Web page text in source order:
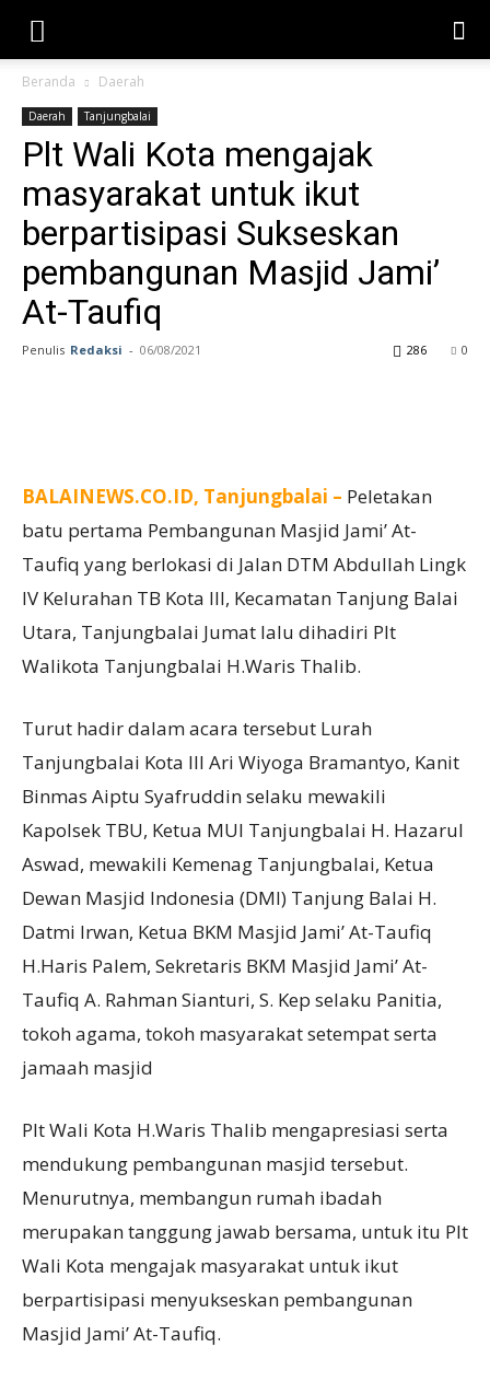
Beranda Daerah
Daerah Tanjungbalai
Plt Wali Kota mengajak
masyarakat untuk ikut
berpartisipasi Sukseskan
pembangunan Masjid Jami’
At-Taufiq
Penulis Redaksi - 06/08/2021 0
286
BALAINEWS.CO.ID, Tanjungbalai – Peletakan
batu pertama Pembangunan Masjid Jami’ At-
Taufiq yang berlokasi di Jalan DTM Abdullah Lingk
IV Kelurahan TB Kota III, Kecamatan Tanjung Balai
Utara, Tanjungbalai Jumat lalu dihadiri Plt
Walikota Tanjungbalai H.Waris Thalib.
Turut hadir dalam acara tersebut Lurah
Tanjungbalai Kota III Ari Wiyoga Bramantyo, Kanit
Binmas Aiptu Syafruddin selaku mewakili
Kapolsek TBU, Ketua MUI Tanjungbalai H. Hazarul
Aswad, mewakili Kemenag Tanjungbalai, Ketua
Dewan Masjid Indonesia (DMI) Tanjung Balai H.
Datmi Irwan, Ketua BKM Masjid Jami’ At-Taufiq
H.Haris Palem, Sekretaris BKM Masjid Jami’ At-
Taufiq A. Rahman Sianturi, S. Kep selaku Panitia,
tokoh agama, tokoh masyarakat setempat serta
jamaah masjid
Plt Wali Kota H.Waris Thalib mengapresiasi serta
mendukung pembangunan masjid tersebut.
Menurutnya, membangun rumah ibadah
merupakan tanggung jawab bersama, untuk itu Plt
Wali Kota mengajak masyarakat untuk ikut
berpartisipasi menyukseskan pembangunan
Masjid Jami’ At-Taufiq.